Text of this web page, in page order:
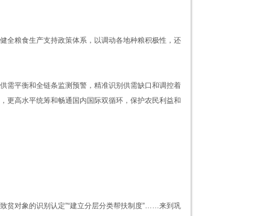
全粮食生产支持政策体系，以调动各地种粮积极性，还
需平衡和全链条监测预警，精准识别供需缺口和调控着
更高水平统筹和畅通国内国际双循环，保护农民利益和
贫对象的识别认定”“建立分层分类帮扶制度”……来到巩